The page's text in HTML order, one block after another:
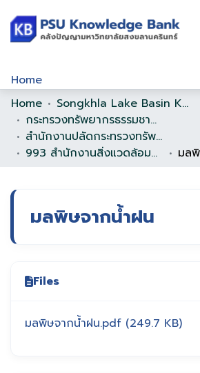
Home
Communities & Collections
Browse
About Us
Policy
Help
Home
Songkhla Lake Basin Knowledge Bank
กระทรวงทรัพยากรธรรมชาติและสิ่งแวดล้อม
สำนักงานปลัดกระทรวงทรัพยากรธรรมชาติและสิ่งแวดล้อม
993 สำนักงานสิ่งแวดล้อมภาคที่ 16
มล
มลพิษจากน้ำฝน
Files
มลพิษจากน้ำฝน.pdf (249.7 KB)